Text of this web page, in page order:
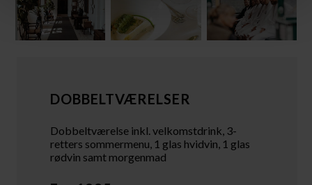
DOBBELTVÆRELSER
Dobbeltværelse inkl. velkomstdrink, 3-
retters sommermenu, 1 glas hvidvin, 1 glas
rødvin samt morgenmad